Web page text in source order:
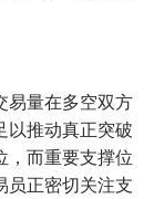
易量在多空双方
以推动真正突破
，而重要支撑位
员正密切关注支